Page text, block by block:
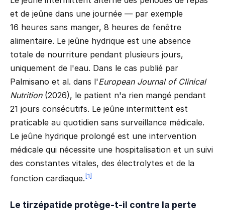
et de jeûne dans une journée — par exemple
16 heures sans manger, 8 heures de fenêtre
alimentaire. Le jeûne hydrique est une absence
totale de nourriture pendant plusieurs jours,
uniquement de l'eau. Dans le cas publié par
Palmisano et al. dans l'European Journal of Clinical
Nutrition(2026), le patient n'a rien mangé pendant
21 jours consécutifs. Le jeûne intermittent est
praticable au quotidien sans surveillance médicale.
Le jeûne hydrique prolongé est une intervention
médicale qui nécessite une hospitalisation et un suivi
des constantes vitales, des électrolytes et de la
fonction cardiaque. [1]
Le tirzépatide protège-t-il contre la perte